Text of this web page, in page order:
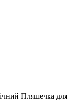
Пляшечка для